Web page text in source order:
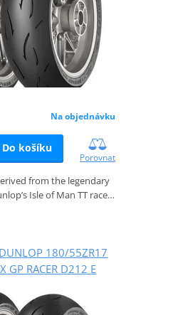
Na objednávku
Do košíku
Porovnat
from the legendary
Isle of Man TT race…
180/55ZR17
GP RACER D212 E